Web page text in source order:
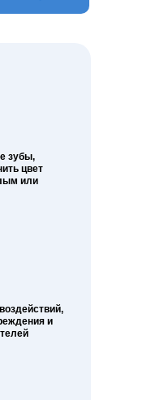
зубы,
цвет
или
и